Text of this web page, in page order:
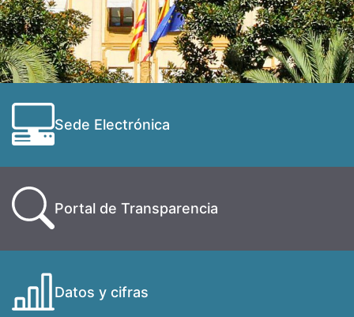
Sede Electrónica
Portal de Transparencia
Datos y cifras